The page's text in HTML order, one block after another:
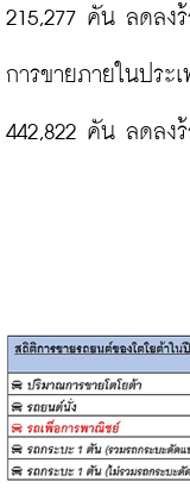
215,277 คัน ลดลง
การขายภายในประ
442,822 คัน ลดลง